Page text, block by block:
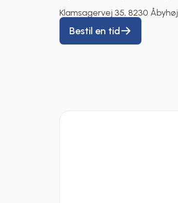
Klamsagervej 35, 8230 Åbyhøj
Bestil en tid